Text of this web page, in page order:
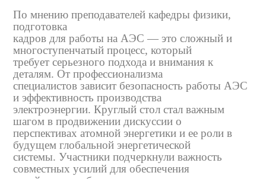
По мнению преподавателей кафедры физики,
подготовка
кадров для работы на АЭС — это сложный и
многоступенчатый процесс, который
требует серьезного подхода и внимания к
деталям. От профессионализма
специалистов зависит безопасность работы АЭС
и эффективность производства
электроэнергии. Круглый стол стал важным
шагом в продвижении дискуссии о
перспективах атомной энергетики и ее роли в
будущем глобальной энергетической
системы. Участники подчеркнули важность
совместных усилий для обеспечения